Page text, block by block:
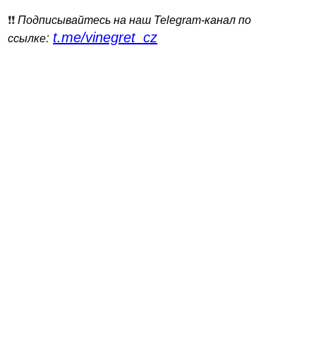
❗️❗️Подписывайтесь на наш Telegram-канал по
ссылке: t.me/vinegret_cz